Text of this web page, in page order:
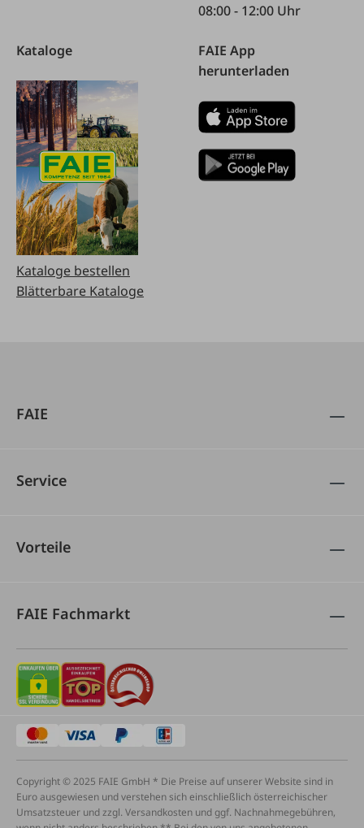
08:00 - 12:00 Uhr
Kataloge
Kataloge bestellen
Blätterbare Kataloge
FAIE App
herunterladen
FAIE
Service
Vorteile
FAIE Fachmarkt
Copyright © 2025 FAIE GmbH * Die Preise auf unserer Website sind in
Euro ausgewiesen und verstehen sich einschließlich österreichischer
Umsatzsteuer und zzgl. Versandkosten und ggf. Nachnahmegebühren,